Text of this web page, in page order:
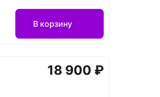
В корзину
18 900 ₽